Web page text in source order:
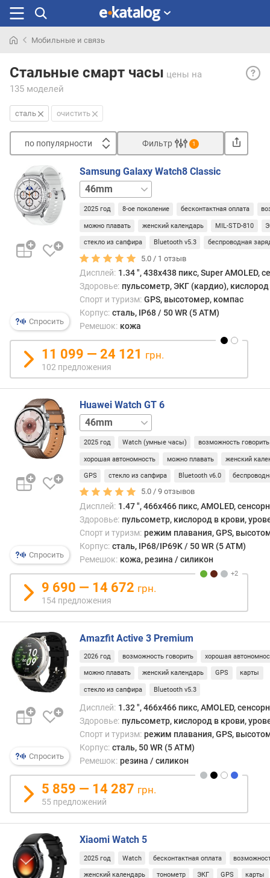
раньше
Мобильные и связь
Стальные смарт часы цены на
135 моделей
—
из
Этот
не
для
а
что
даже
сталь очистить
по популярности
п
о
п
о
у
л
с
т
и
о
т
е
ш
е
в
ы
х
к
и
м
о
т
д
о
р
о
г
и
к
д
е
в
ы
м
п
о
о
т
Фильтр 1
Спросить
Samsung Galaxy Watch8 Classic
46mm
LTE
2025 год 8-ое поколение бесконтактная оплата
можно плавать женский календарь MIL-STD-810
стекло из сапфира Bluetooth v5.3 беспроводная
5.0 / 1 отзыв
Дисплей: 1.34 ", 438x438 пикс, Super AMOLED,
Здоровье: пульсометр, ЭКГ (кардио), кислород
Спорт и туризм: GPS, высотомер, компас
Корпус: сталь, IP68 / 50 WR (5 ATM)
Ремешок: кожа
11 099 — 24 121 грн.
102 предложения
Спросить
Huawei Watch GT 6
41mm
2025 год Watch (умные часы) возможность говорить
хорошая автономность можно плавать женский
GPS стекло из сапфира Bluetooth v6.0
5.0 /9 отзывов
Дисплей: 1.47 ", 466x466 пикс, AMOLED,
Здоровье: пульсометр, кислород в крови,
Спорт и туризм: режим плавания, GPS,
Корпус: сталь, IP68/IP69K / 50 WR (5 ATM)
Ремешок: кожа, резина / силикон
9 690 — 14 672 грн.
154 предложения
Спросить
Amazfit Active 3 Premium
2026 год возможность говорить хорошая
можно плавать женский календарь GPS карты
стекло из сапфира Bluetooth v5.3
Дисплей: 1.32 ", 466x466 пикс, AMOLED,
Здоровье: пульсометр, кислород в крови,
Спорт и туризм: режим плавания, GPS,
Корпус: сталь, 50 WR (5 ATM)
Ремешок: резина / силикон
5 859 — 14 287 грн.
55 предложений
Xiaomi Watch 5
2025 год Watch бесконтактная оплата
женский календарь тонометр ЭКГ GPS карты